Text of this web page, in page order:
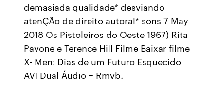
demasiada qualidade* desviando
atenÇÃo de direito autoral* sons 7 May
2018 Os Pistoleiros do Oeste 1967) Rita
Pavone e Terence Hill Filme Baixar filme
X- Men: Dias de um Futuro Esquecido
AVI Dual Áudio + Rmvb.